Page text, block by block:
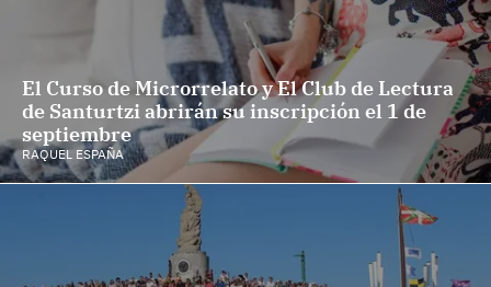
El Curso de Microrrelato y El Club de Lectura
de Santurtzi abrirán su inscripción el 1 de
septiembre
RAQUEL ESPAÑA